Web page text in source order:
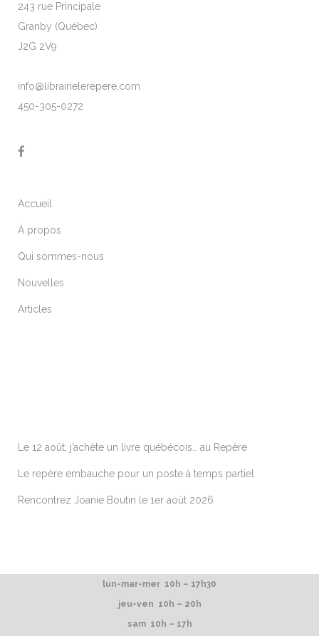
243 rue Principale
Granby (Québec)
J2G 2V9
info@librairielerepere.com
450-305-0272
Accueil
À propos
Qui sommes-nous
Nouvelles
Articles
Le 12 août, j’achète un livre québécois… au Repère
Le repère embauche pour un poste à temps partiel
Rencontrez Joanie Boutin le 1er août 2026
lun-mar-mer 10h – 17h30
jeu-ven 10h – 20h
sam 10h – 17h